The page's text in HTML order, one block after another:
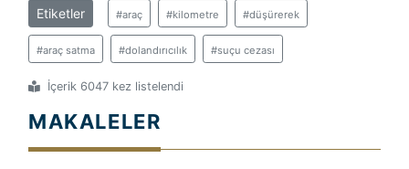
Etiketler #araç #kilometre #düşürerek
#araç satma #dolandırıcılık #suçu cezası
İçerik 6047 kez listelendi
MAKALELER